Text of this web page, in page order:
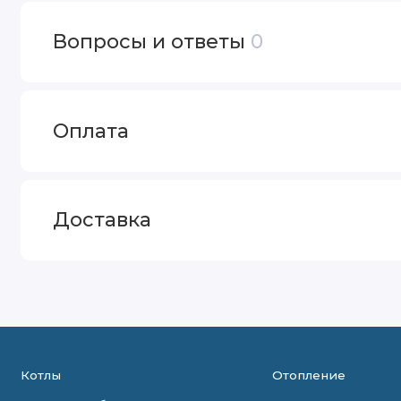
Вопросы и ответы 0
Оплата
Доставка
Котлы Отопление